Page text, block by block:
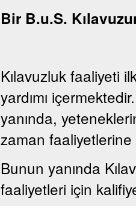
Bir B.u.S.
Kılavuzluk faaliyeti
yardımı
yanında,
zaman faaliyetlerine
Bunun yanında
faaliyetleri için